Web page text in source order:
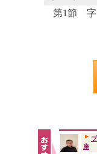
第1節 字
座